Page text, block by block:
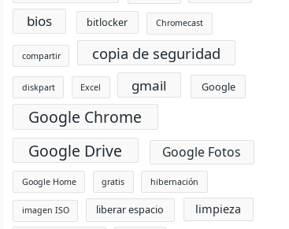
bios bitlocker Chromecast
compartir copia de seguridad
diskpart Excel gmail Google
Google Chrome
Google Drive
Google Fotos
Google Home gratis hibernación
imagen ISO liberar espacio limpieza